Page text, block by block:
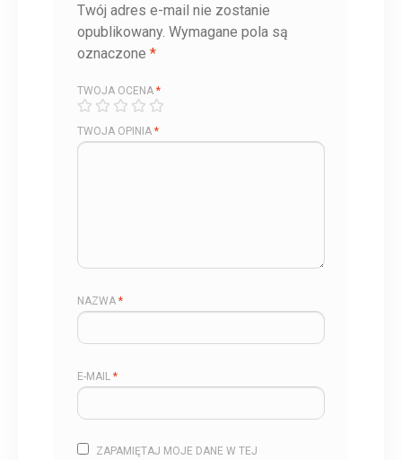
Twój adres e-mail nie zostanie
opublikowany. Wymagane pola są
oznaczone *
TWOJA OCENA *
TWOJA OPINIA *
NAZWA *
E-MAIL *
ZAPAMIĘTAJ MOJE DANE W TEJ